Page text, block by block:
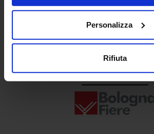
Personalizza
Rifiuta